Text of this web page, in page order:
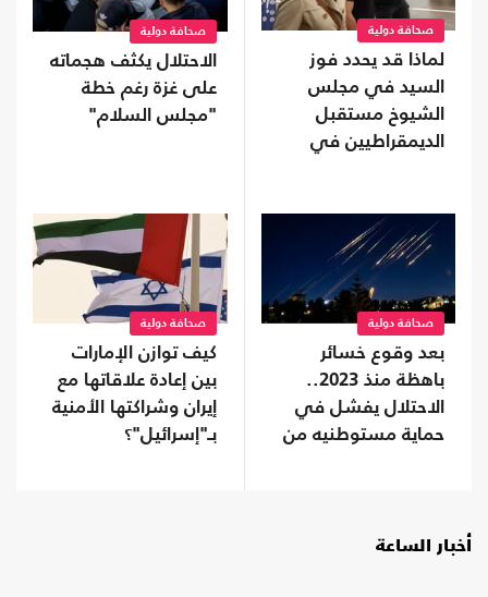
صحافة دولية
لماذا قد يحدد فوز
السيد في مجلس
الشيوخ مستقبل
الديمقراطيين في
صحافة دولية
الاحتلال يكثف هجماته
على غزة رغم خطة
"مجلس السلام"
صحافة دولية
بعد وقوع خسائر
باهظة منذ 2023..
الاحتلال يفشل في
حماية مستوطنيه من
صحافة دولية
كيف توازن الإمارات
بين إعادة علاقاتها مع
إيران وشراكتها الأمنية
بـ"إسرائيل"؟
أخبار الساعة